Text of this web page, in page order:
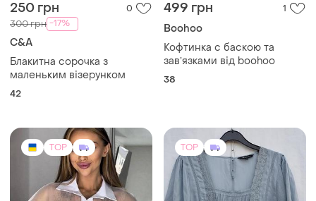
250 грн 0
300 грн -17%
C&A
Блакитна сорочка з
маленьким візерунком
42
499 грн 1
Boohoo
Кофтинка с баскою та
завʼязками від boohoo
38
TOP TOP